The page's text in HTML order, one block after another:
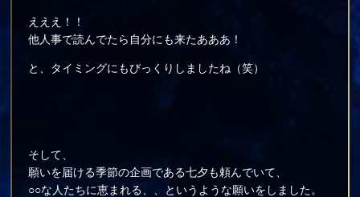
えええ！！
他人事で読んでたら自分にも来たあああ！
と、タイミングにもびっくりしましたね（笑）
そして、
願いを届ける季節の企画である七夕も頼んでいて、
○○な人たちに恵まれる、、というような願いをしました。